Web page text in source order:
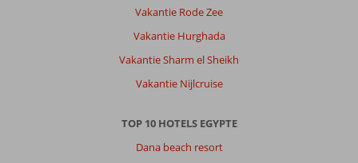
Vakantie Rode Zee
Vakantie Hurghada
Vakantie Sharm el Sheikh
Vakantie Nijlcruise
TOP 10 HOTELS EGYPTE
Dana beach resort